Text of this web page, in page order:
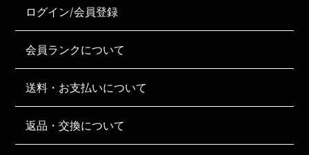
ログイン/会員登録
会員ランクについて
送料・お支払いについて
返品・交換について